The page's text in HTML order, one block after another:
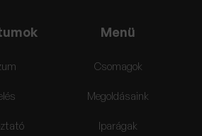
Menü
Csomagok
Megoldásaink
Iparágak